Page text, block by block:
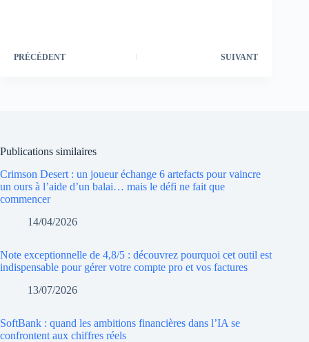
PRÉCÉDENT SUIVANT
Publications similaires
Crimson Desert : un joueur échange 6 artefacts pour vaincre
un ours à l’aide d’un balai… mais le défi ne fait que
commencer
14/04/2026
Note exceptionnelle de 4,8/5 : découvrez pourquoi cet outil est
indispensable pour gérer votre compte pro et vos factures
13/07/2026
SoftBank : quand les ambitions financières dans l’IA se
confrontent aux chiffres réels